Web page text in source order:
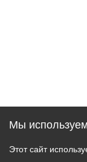
Мы
Этот сайт